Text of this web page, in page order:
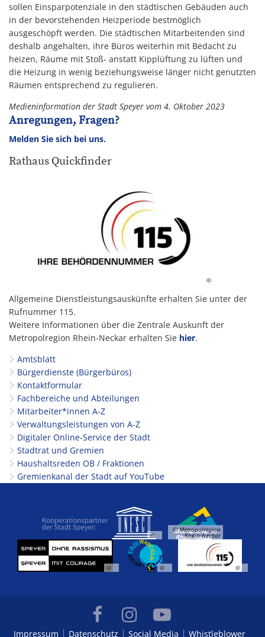
sollen Einsparpotenziale in den städtischen Gebäuden auch
in der bevorstehenden Heizperiode bestmöglich
ausgeschöpft werden. Die städtischen Mitarbeitenden sind
deshalb angehalten, ihre Büros weiterhin mit Bedacht zu
heizen, Räume mit Stoß- anstatt Kipplüftung zu lüften und
die Heizung in wenig beziehungsweise länger nicht genutzten
Räumen entsprechend zu regulieren.
Medieninformation der Stadt Speyer vom 4. Oktober 2023
Anregungen, Fragen?
Melden Sie sich bei uns.
Rathaus Quickfinder
©
Allgemeine Dienstleistungsauskünfte erhalten Sie unter der
Rufnummer 115.
Weitere Informationen über die Zentrale Auskunft der
Metropolregion Rhein-Neckar erhalten Sie hier.
Amtsblatt
Bürgerdienste (Bürgerbüros)
Kontaktformular
Fachbereiche und Abteilungen
Mitarbeiter*innen A-Z
Verwaltungsleistungen von A-Z
Digitaler Online-Service der Stadt
Stadtrat und Gremien
Haushaltsreden OB / Fraktionen
Gremienkanal der Stadt auf YouTube
©
© Metropolregion
Rhein-Neckar
© © ©
Impressum Datenschutz Social Media Whistleblower